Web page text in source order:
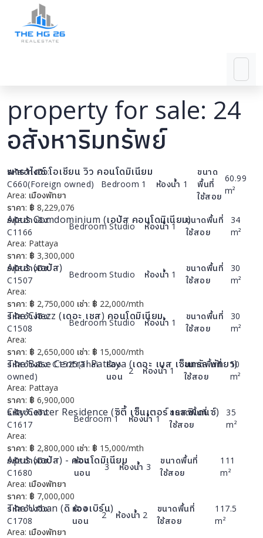
property for sale: 24
อสังหาริมทรัพย์
รหัสอ้างอิง:
C660(Foreign owned)
Bedroom 1 ห้องน้ำ 1
ขนาด
พื้นที่
ใช้สอย
60.99
m²
พาราไดซ์ โอเชียน วิว คอนโดมิเนียม
Area: เมืองพัทยา
ราคา: ฿ 8,229,076
รายละเอียด
รหัสอ้างอิง:
C1166
Bedroom Studio ห้องน้ำ 1
ขนาดพื้นที่
ใช้สอย
34
m²
Apus Comdominium (เอปัส คอนโดมิเนียม)
Area: Pattaya
ราคา: ฿ 3,300,000
รหัสอ้างอิง:
C1507
Bedroom Studio ห้องน้ำ 1
ขนาดพื้นที่
ใช้สอย
30
m²
Apus (เอปัส)
Area:
ราคา: ฿ 2,750,000 เช่า: ฿ 22,000/mth
รหัสอ้างอิง:
C1508
Bedroom Studio ห้องน้ำ 1
ขนาดพื้นที่
ใช้สอย
30
m²
The Chezz (เดอะ เชส) คอนโดมิเนียม
Area:
ราคา: ฿ 2,650,000 เช่า: ฿ 15,000/mth
รหัสอ้างอิง: C1525(Thai
owned)
ห้อง
นอน
2 ห้องน้ำ 1
ขนาดพื้นที่
ใช้สอย
50
m²
The Base Central Pattaya (เดอะ เบส เซ็นทรัล พัทยา)
Area: Pattaya
ราคา: ฿ 6,900,000
รหัสอ้างอิง:
C1617
Bedroom 1 ห้องน้ำ 1
ขนาดพื้นที่
ใช้สอย
35
m²
City Center Residence (ซิตี้ เซ็นเตอร์ เรสซิเดนซ์)
Area:
ราคา: ฿ 2,800,000 เช่า: ฿ 15,000/mth
รหัสอ้างอิง:
C1680
ห้อง
นอน
3 ห้องน้ำ 3
ขนาดพื้นที่
ใช้สอย
111
m²
Apus (เอปัส) - คอนโดมิเนียม
Area: เมืองพัทยา
ราคา: ฿ 7,000,000
รหัสอ้างอิง:
C1708
ห้อง
นอน
2 ห้องน้ำ 2
ขนาดพื้นที่
ใช้สอย
117.5
m²
The Urban (ดิ เออเบิร์น)
Area: เมืองพัทยา